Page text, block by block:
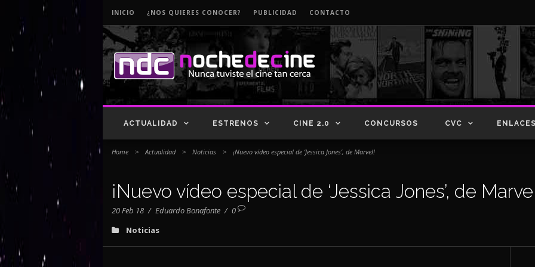
INICIO ¿NOS QUIERES CONOCER? PUBLICIDAD CONTACTO
ACTUALIDAD ESTRENOS CINE 2.0 CONCURSOS CVC
Home > Actualidad > Noticias > ¡Nuevo vídeo especial de ‘Jessica Jones’, de Marvel!
¡Nuevo vídeo especial de ‘Jessica Jones’, de
20 Feb 18 / Eduardo Bonafonte / 0
Noticias